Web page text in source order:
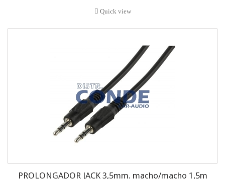
Quick view
PROLONGADOR JACK 3,5mm. macho/macho 1,5m